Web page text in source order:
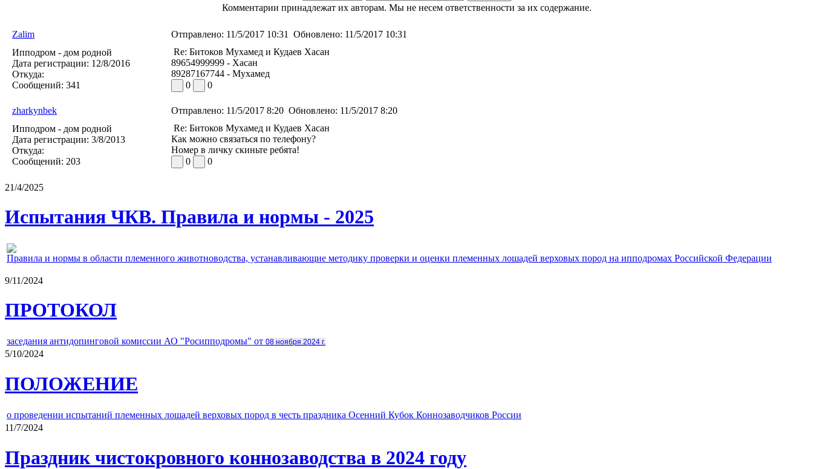
Комментарии принадлежат их авторам. Мы не несем ответственности за их содержание.
Zalim Отправлено: 11/5/2017 10:31 Обновлено: 11/5/2017 10:31
Ипподром - дом родной
Дата регистрации: 12/8/2016
Откуда:
Сообщений: 341
Re: Битоков Мухамед и Кудаев Хасан
89654999999 - Хасан
89287167744 - Мухамед
0
0
zharkynbek Отправлено: 11/5/2017 8:20 Обновлено: 11/5/2017 8:20
Ипподром - дом родной
Дата регистрации: 3/8/2013
Откуда:
Сообщений: 203
Re: Битоков Мухамед и Кудаев Хасан
Как можно связаться по телефону?
Номер в личку скиньте ребята!
0
0
21/4/2025
Испытания ЧКВ. Правила и нормы - 2025
Правила и нормы в области племенного животноводства, устанавливающие методику проверки и оценки племенных лошадей верховых пород на ипподромах Российской Федерации
9/11/2024
ПРОТОКОЛ
заседания антидопинговой комиссии АО "Росипподромы" от 08 ноября 2024 г.
5/10/2024
ПОЛОЖЕНИЕ
о проведении испытаний племенных лошадей верховых пород в честь праздника Осенний Кубок Коннозаводчиков России
11/7/2024
Праздник чистокровного коннозаводства в 2024 году